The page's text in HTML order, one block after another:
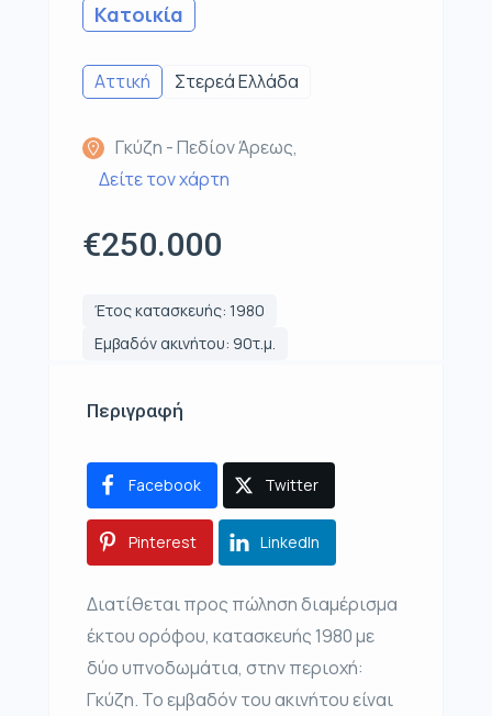
Κατοικία
Αττική Στερεά Ελλάδα
Γκύζη - Πεδίον Άρεως,
Δείτε τον χάρτη
€250.000
Έτος κατασκευής: 1980
Εμβαδόν ακινήτου: 90τ.μ.
Περιγραφή
Facebook Twitter
Pinterest LinkedIn
Διατίθεται προς πώληση διαμέρισμα
έκτου ορόφου, κατασκευής 1980 με
δύο υπνοδωμάτια, στην περιοχή:
Γκύζη. Το εμβαδόν του ακινήτου είναι